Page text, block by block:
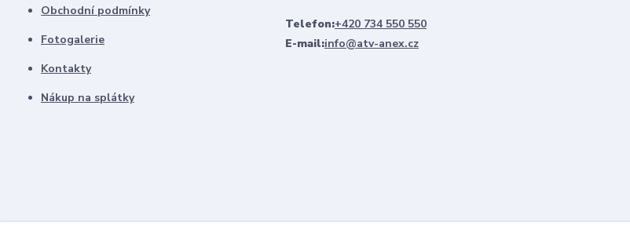
Obchodní podmínky
Fotogalerie
Kontakty
Nákup na splátky
Telefon:+420 734 550 550
E-mail:info@atv-anex.cz